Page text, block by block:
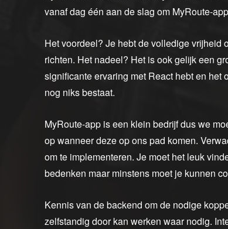
vanaf dag één aan de slag om MyRoute-
Het voordeel? Je hebt de volledige vrijheid
richten. Het nadeel? Het is ook gelijk een
significante ervaring met React hebt en
nog niks bestaat.
MyRoute-app is een klein bedrijf dus we
op wanneer deze op ons pad komen.
om te implementeren. Je moet het leuk
bedenken maar minstens moet je kunnen
Kennis van de backend om de nodige
zelfstandig door kan werken waar nodig.